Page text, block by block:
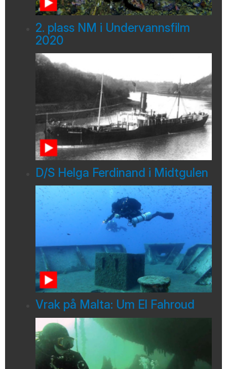
2. plass NM i Undervannsfilm
2020
D/S Helga Ferdinand i Midtgulen
Vrak på Malta: Um El Fahroud